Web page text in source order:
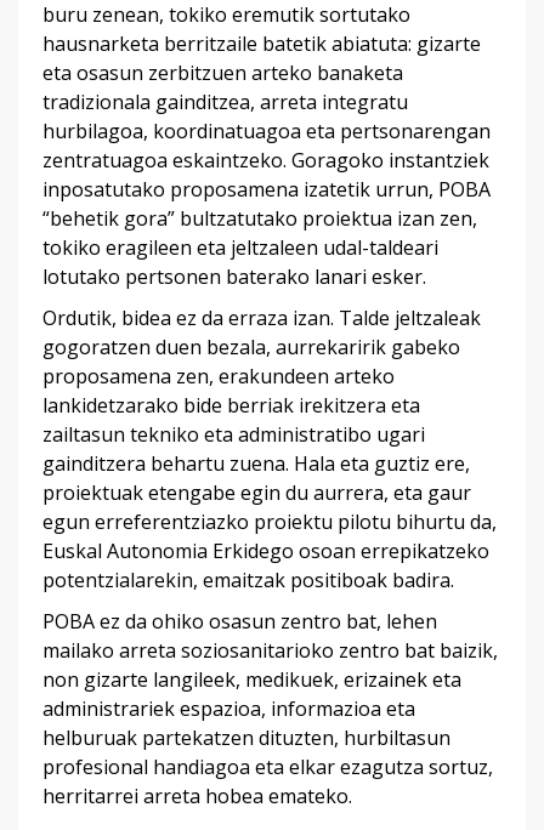
buru zenean, tokiko eremutik sortutako
hausnarketa berritzaile batetik abiatuta: gizarte
eta osasun zerbitzuen arteko banaketa
tradizionala gainditzea, arreta integratu
hurbilagoa, koordinatuagoa eta pertsonarengan
zentratuagoa eskaintzeko. Goragoko instantziek
inposatutako proposamena izatetik urrun, POBA
“behetik gora” bultzatutako proiektua izan zen,
tokiko eragileen eta jeltzaleen udal-taldeari
lotutako pertsonen baterako lanari esker.
Ordutik, bidea ez da erraza izan. Talde jeltzaleak
gogoratzen duen bezala, aurrekaririk gabeko
proposamena zen, erakundeen arteko
lankidetzarako bide berriak irekitzera eta
zailtasun tekniko eta administratibo ugari
gainditzera behartu zuena. Hala eta guztiz ere,
proiektuak etengabe egin du aurrera, eta gaur
egun erreferentziazko proiektu pilotu bihurtu da,
Euskal Autonomia Erkidego osoan errepikatzeko
potentzialarekin, emaitzak positiboak badira.
POBA ez da ohiko osasun zentro bat, lehen
mailako arreta soziosanitarioko zentro bat baizik,
non gizarte langileek, medikuek, erizainek eta
administrariek espazioa, informazioa eta
helburuak partekatzen dituzten, hurbiltasun
profesional handiagoa eta elkar ezagutza sortuz,
herritarrei arreta hobea emateko.